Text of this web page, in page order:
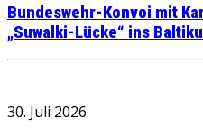
Bundeswehr-Konvoi mit
„Suwalki-Lücke“ ins
30. Juli 2026